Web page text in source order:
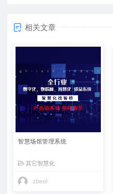
相关文章
智慧场馆管理系统
其它智慧化
zbeol